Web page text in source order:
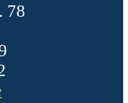
78